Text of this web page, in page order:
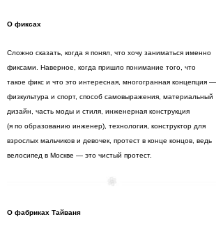
О фиксах
Сложно сказать, когда я понял, что хочу заниматься именно
фиксами. Наверное, когда пришло понимание того, что
такое фикс и что это интересная, многогранная концепция —
физкультура и спорт, способ самовыражения, материальный
дизайн, часть моды и стиля, инженерная конструкция
(я по образованию инженер), технология, конструктор для
взрослых мальчиков и девочек, протест в конце концов, ведь
велосипед в Москве — это чистый протест.
О фабриках Тайваня